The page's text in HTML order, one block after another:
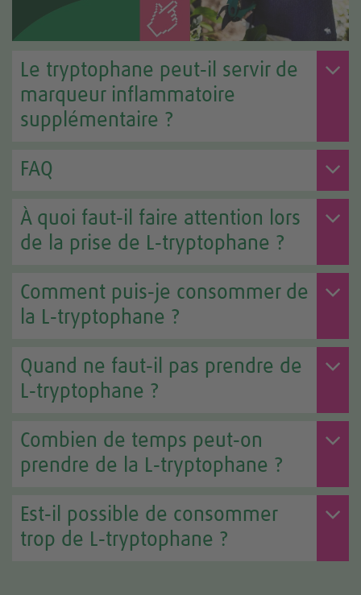
Le tryptophane peut‑il servir de
marqueur inflammatoire
supplémentaire ?
FAQ
À quoi faut‑il faire attention lors
de la prise de L‑tryptophane ?
Comment puis‑je consommer de
la L‑tryptophane ?
Quand ne faut‑il pas prendre de
L‑tryptophane ?
Combien de temps peut‑on
prendre de la L‑tryptophane ?
Est‑il possible de consommer
trop de L‑tryptophane ?